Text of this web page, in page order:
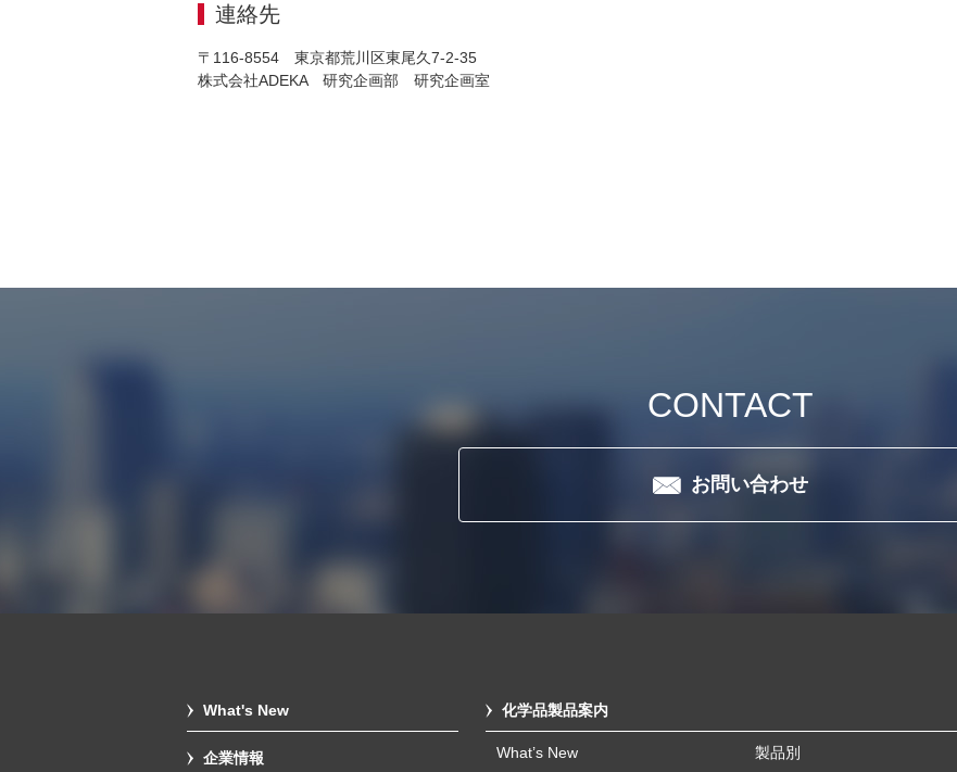
連絡先
〒116-8554 東京都荒川区東尾久7-2-35
株式会社ADEKA 研究企画部 研究企画室
CONTACT
お問い合わせ
What's New
企業情報
化学品製品案内
What’s New
製品別